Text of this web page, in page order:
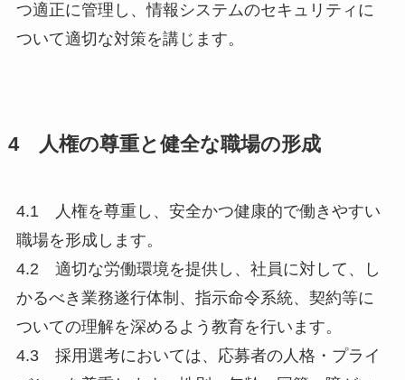
つ適正に管理し、情報システムのセキュリティに
ついて適切な対策を講じます。
4 人権の尊重と健全な職場の形成
4.1 人権を尊重し、安全かつ健康的で働きやすい
職場を形成します。
4.2 適切な労働環境を提供し、社員に対して、し
かるべき業務遂行体制、指示命令系統、契約等に
ついての理解を深めるよう教育を行います。
4.3 採用選考においては、応募者の人格・プライ